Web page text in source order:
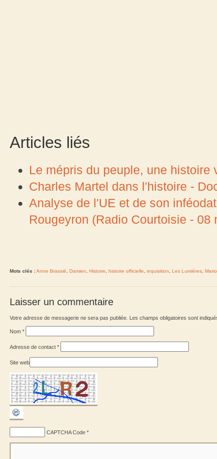
Articles liés
Le mépris du peuple, une
Charles Martel dans l'histoire -
Analyse de l'UE et de son
Rougeyron (Radio Courtoisie - 08
Mots clés :Anne Brassié Damien Histoire histoire officielle inquisition Les Lumières
Laisser un commentaire
Votre adresse de messagerie ne sera pas publiée. Les champs obligatoires sont
Nom *
Adresse de contact *
Site web
CAPTCHA Code *